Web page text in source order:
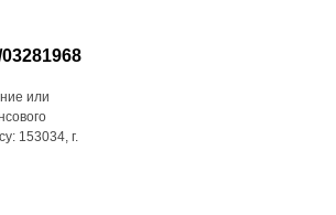
или
153034, г.